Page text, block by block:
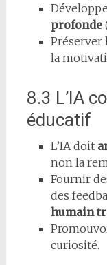
profonde
Préserver
la
8.3 L’IA
éducatif
L’IA doit
non la
Fournir
des
humain
curiosité.